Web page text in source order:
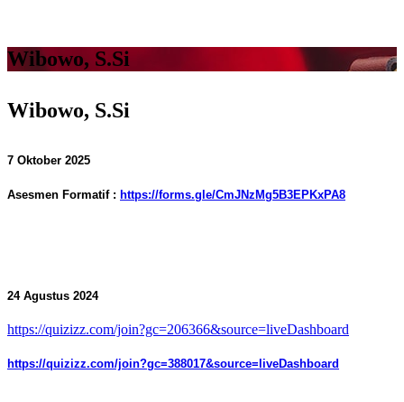
Wibowo, S.Si
Wibowo, S.Si
7 Oktober 2025
Asesmen Formatif : https://forms.gle/CmJNzMg5B3EPKxPA8
24 Agustus 2024
https://quizizz.com/join?gc=206366&source=liveDashboard
https://quizizz.com/join?gc=388017&source=liveDashboard